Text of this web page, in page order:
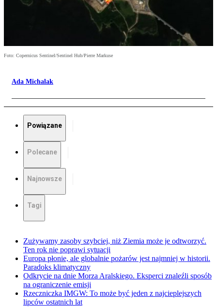
Foto: Copernicus Sentinel/Sentinel Hub/Pierre Markuse
Ada Michalak
Powiązane
Polecane
Najnowsze
Tagi
Zużywamy zasoby szybciej, niż Ziemia może je odtworzyć.
Ten rok nie poprawi sytuacji
Europa płonie, ale globalnie pożarów jest najmniej w historii.
Paradoks klimatyczny
Odkrycie na dnie Morza Aralskiego. Eksperci znaleźli sposób
na ograniczenie emisji
Rzeczniczka IMGW: To może być jeden z najcieplejszych
lipców ostatnich lat